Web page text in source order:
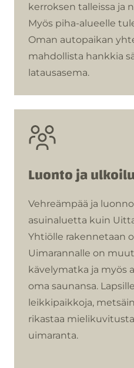
kerroksen talleissa ja
Myös piha-alueelle
Oman autopaikan
mahdollista hankkia
latausasema.
Luonto ja ulkoilu
Vehreämpää ja
asuinaluetta kuin
Yhtiölle rakennetaan
Uimarannalle on
kävelymatka ja myös
oma saunansa.
leikkipaikkoja,
rikastaa
uimaranta.